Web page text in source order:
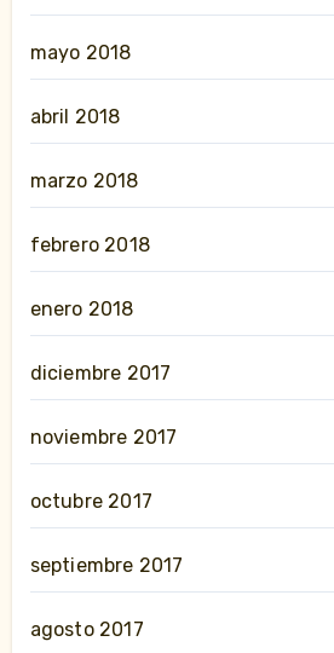
mayo 2018
abril 2018
marzo 2018
febrero 2018
enero 2018
diciembre 2017
noviembre 2017
octubre 2017
septiembre 2017
agosto 2017